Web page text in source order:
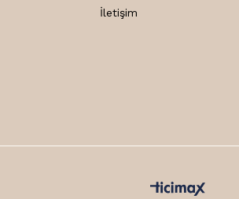
İletişim